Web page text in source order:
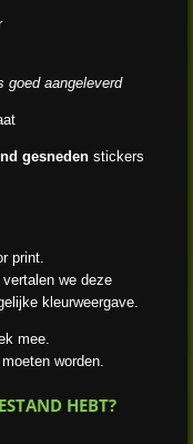
goed aangeleverd
gesnedenstickers
print.
vertalen we deze
kleurweergave.
mee.
worden.
HEBT?